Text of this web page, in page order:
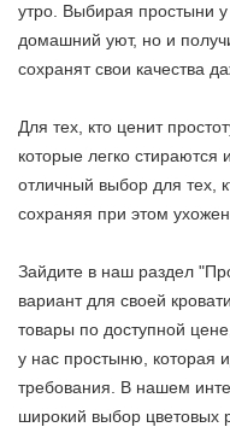
утро. Выбирая простыни
домашний уют, но и
сохранят свои качества
Для тех, кто ценит
которые легко стираются
отличный выбор для тех,
сохраняя при этом
Зайдите в наш раздел
вариант для своей
товары по доступной
у нас простыню, которая
требования. В нашем
широкий выбор цветовых